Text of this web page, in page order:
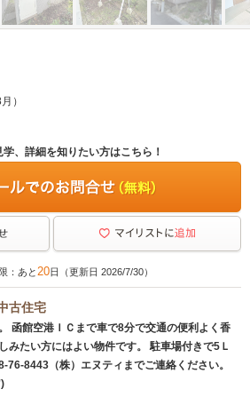
）
、詳細を知りたい方はこちら！
：あと 20日（更新日 2026/7/30）
古住宅
函館空港ＩＣまで車で8分で交通の便利よく香
みたい方にはよい物件です。 駐車場付きで5Ｌ
8443（株）エヌティまでご連絡ください。